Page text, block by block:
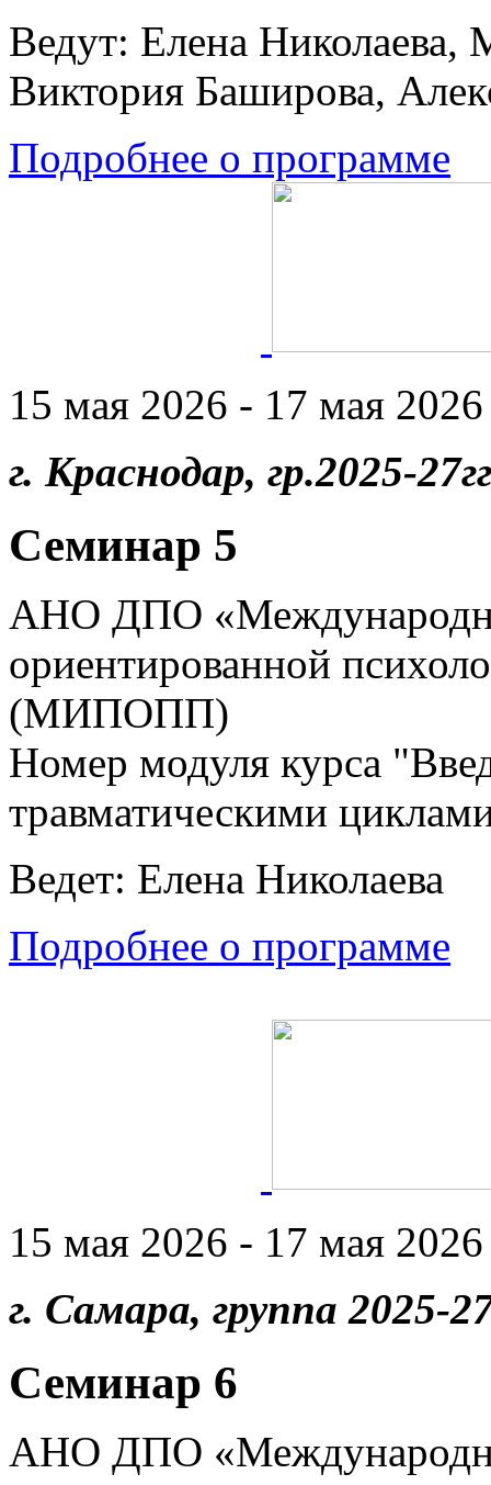
Ведут: Елена Николаева,
Виктория Баширова,
Подробнее о программе
15 мая 2026 - 17 мая 2026
г. Краснодар, гр.2025-
Семинар 5
АНО ДПО
ориентированной
(МИПОПП)
Номер модуля курса
травматическими
Ведет: Елена Николаева
Подробнее о программе
15 мая 2026 - 17 мая 2026
г. Самара, группа 2025-
Семинар 6
АНО ДПО